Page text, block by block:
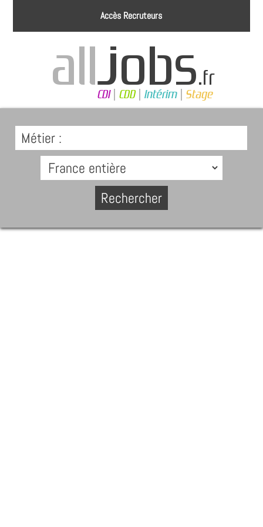
Accès Recruteurs
Métier :